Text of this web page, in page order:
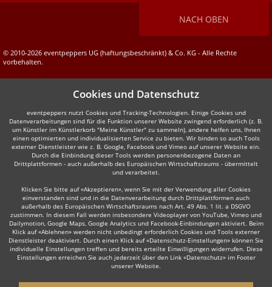
NACH OBEN
© 2010-2026 eventpeppers UG (haftungsbeschränkt) & Co. KG - Alle Rechte
vorbehalten.
Cookies und Datenschutz
eventpeppers nutzt Cookies und Tracking-Technologien. Einige Cookies und
Datenverarbeitungen sind für die Funktion unserer Website zwingend erforderlich (z. B.
um Künstler im Künstlerkorb "Meine Künstler" zu sammeln), andere helfen uns, Ihnen
einen optimierten und individualisierten Service zu bieten. Wir binden so auch Tools
externer Dienstleister wie z. B. Google, Facebook und Vimeo auf unserer Website ein.
Durch die Einbindung dieser Tools werden personenbezogene Daten an
Drittplattformen - auch außerhalb des Europäischen Wirtschaftsraums - übermittelt
und verarbeitet.
Klicken Sie bitte auf «Akzeptieren», wenn Sie mit der Verwendung aller Cookies
einverstanden sind und in die Datenverarbeitung durch Drittplattformen auch
außerhalb des Europäischen Wirtschaftsraums nach Art. 49 Abs. 1 lit. a DSGVO
zustimmen. In diesem Fall werden insbesondere Videoplayer von YouTube, Vimeo und
Dailymotion, Google Maps, Google Analytics und Facebook-Einbindungen aktiviert. Beim
Klick auf «Ablehnen» werden nicht unbedingt erforderlich Cookies und Tools externer
Dienstleister deaktiviert. Durch einen Klick auf «Datenschutz-Einstellungen» können Sie
individuelle Einstellungen treffen und bereits erteilte Einwilligungen widerrufen. Diese
Einstellungen erreichen Sie auch jederzeit über den Link «Datenschutz» im Footer
unserer Website.